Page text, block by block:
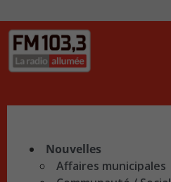
Nouvelles
Affaires municipales